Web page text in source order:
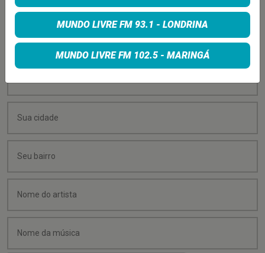
Quer sugerir uma música para rolar na minha
programação? É só preencher os campos abaixo:
MUNDO LIVRE FM 93.1 - LONDRINA
MUNDO LIVRE FM 102.5 - MARINGÁ